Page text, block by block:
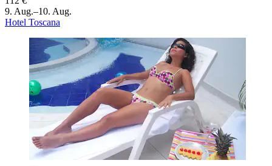
9. Aug.–10. Aug.
Hotel Toscana